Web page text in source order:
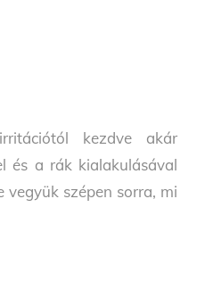
kezdve akár
és a rák kialakulásával
vegyük szépen sorra, mi